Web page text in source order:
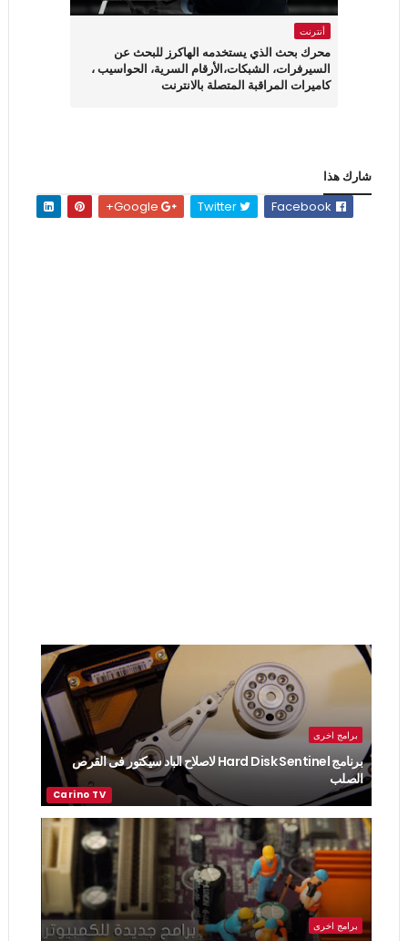
أنترنت
محرك بحث الذي يستخدمه الهاكرز للبحث عن
السيرفرات، الشبكات،الأرقام السرية، الحواسيب ،
كاميرات المراقبة المتصلة بالانترنت
شارك هذا
Twitter
برامج اخرى
برنامج Hard Disk Sentinel لاصلاح الباد سيكتور فى القرص
الصلب
برامج اخرى